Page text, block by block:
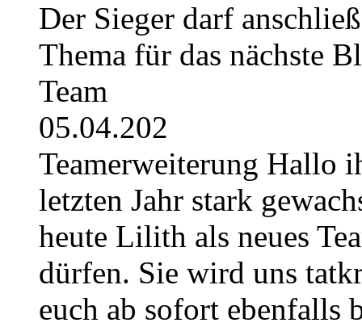
Der Sieger darf
Thema für das nächste
Team
05.04.202
Teamerweiterung Hallo
letzten Jahr stark
heute Lilith als neues
dürfen. Sie wird uns
euch ab sofort ebenfalls